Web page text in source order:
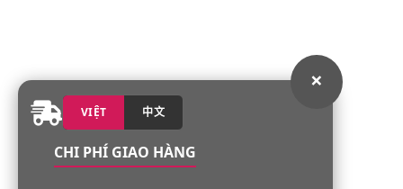
×
VIỆT 中文
CHI PHÍ GIAO HÀNG